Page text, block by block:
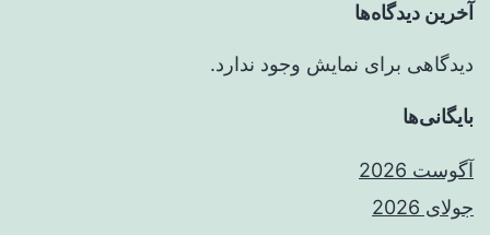
آخرین دیدگاه‌ها
دیدگاهی برای نمایش وجود ندارد.
بایگانی‌ها
آگوست 2026
جولای 2026